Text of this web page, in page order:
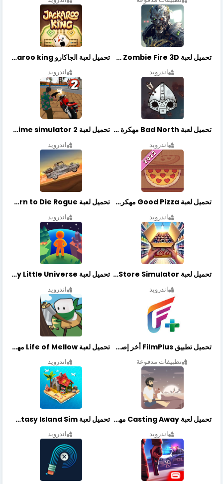
تحميل لعبة Zombie Fire 3D مهكرة آخر إصدار
اندرويد
تحميل لعبة الجاكارو jackaroo king آخر إصدار
اندرويد
تحميل لعبة Bad North مهكرة آخر إصدار
اندرويد
تحميل لعبة Vegas crime simulator 2 مهكرة اخر اصدار
اندرويد
تحميل لعبة Good Pizza مهكرة اخر اصدار
اندرويد
تحميل لعبة Earn to Die Rogue مهكرة اخر اصدار
اندرويد
تحميل لعبة Retail Store Simulator مهكرة اخر اصدار
اندرويد
تحميل لعبة My Little Universe مهكرة أخر إصدار
اندرويد
تحميل تطبيق FilmPlus أخر إصدار
تطبيقات مدفوعة
تحميل لعبة Life of Mellow مهكرة أخر إصدار
اندرويد
تحميل لعبة Casting Away مهكرة أخر إصدار
اندرويد
تحميل لعبة Fantasy Island Sim مهكرة أخر إصدار
اندرويد